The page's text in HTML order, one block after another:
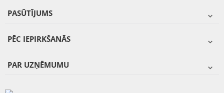
PASŪTĪJUMS
PĒC IEPIRKŠANĀS
PAR UZŅĒMUMU